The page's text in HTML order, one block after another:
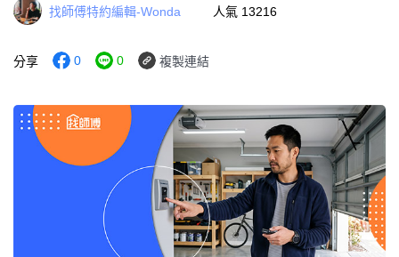
找師傅特約編輯-Wonda 人氣 13216
分享 0 0 複製連結